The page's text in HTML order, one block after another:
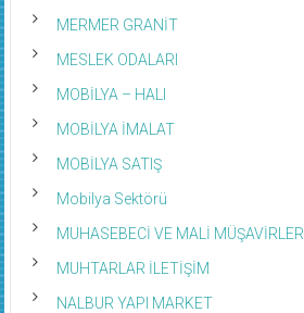
MERMER GRANİT
MESLEK ODALARI
MOBİLYA – HALI
MOBİLYA İMALAT
MOBİLYA SATIŞ
Mobilya Sektörü
MUHASEBECİ VE MALİ MÜŞAVİRLER
MUHTARLAR İLETİŞİM
NALBUR YAPI MARKET